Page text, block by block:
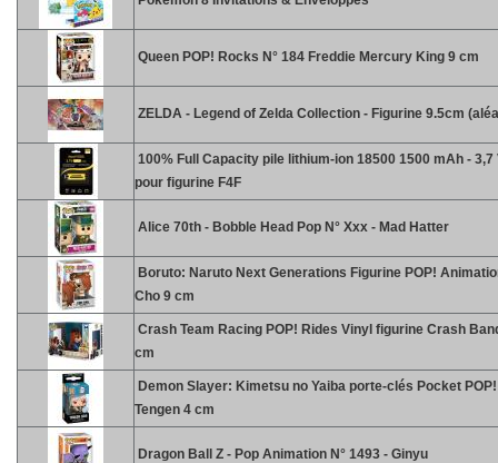
Queen POP! Rocks N° 184 Freddie Mercury King 9 cm
ZELDA - Legend of Zelda Collection - Figurine 9.5cm
100% Full Capacity pile lithium-ion 18500 1500 mAh - 3,7
pour figurine F4F
Alice 70th - Bobble Head Pop N° Xxx - Mad Hatter
Boruto: Naruto Next Generations Figurine POP!
Cho 9 cm
Crash Team Racing POP! Rides Vinyl figurine Crash
cm
Demon Slayer: Kimetsu no Yaiba porte-clés Pocket
Tengen 4 cm
Dragon Ball Z - Pop Animation N° 1493 - Ginyu